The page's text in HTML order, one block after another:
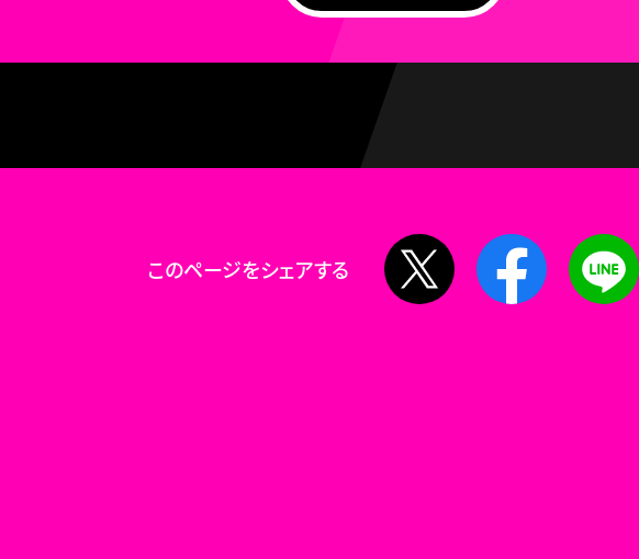
このページをシェアする
Facebook